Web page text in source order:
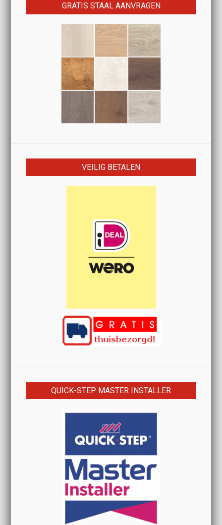
GRATIS STAAL AANVRAGEN
VEILIG BETALEN
QUICK-STEP MASTER INSTALLER